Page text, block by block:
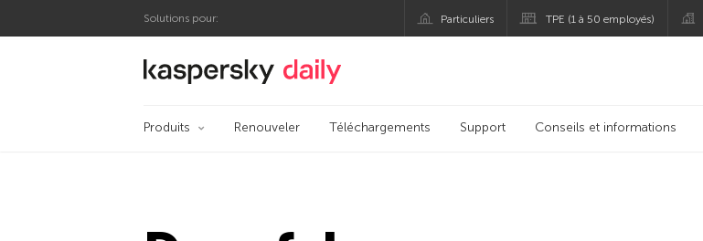
Solutions pour: Particuliers TPE (1 à 50 employés)
Blog officiel de Kaspersky
Produits Renouveler Téléchargements Support Conseils et informations